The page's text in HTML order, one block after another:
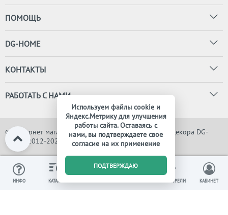
ПОМОЩЬ
DG-HOME
КОНТАКТЫ
РАБОТАТЬ С НАМИ
© Интернет магазин дизайнерской мебели, света и декора DG-
HOME, 2012-2026. Все права защищены
ИНФО КАТАЛОГ
0
ВЫ СМОТРЕЛИ КАБИНЕТ
Используем файлы cookie и
Яндекс.Метрику для улучшения
работы сайта. Оставаясь с
нами, вы подтверждаете свое
согласие на их применение
ПОДТВЕРЖДАЮ